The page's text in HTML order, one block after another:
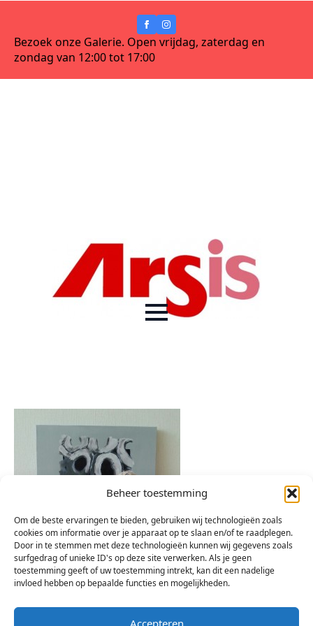
Beheer toestemming
Om de beste ervaringen te bieden, gebruiken wij technologieën zoals
cookies om informatie over je apparaat op te slaan en/of te raadplegen.
Door in te stemmen met deze technologieën kunnen wij gegevens zoals
surfgedrag of unieke ID's op deze site verwerken. Als je geen
toestemming geeft of uw toestemming intrekt, kan dit een nadelige
invloed hebben op bepaalde functies en mogelijkheden.
Accepteren
Bezoek onze Galerie. Open vrijdag, zaterdag en
zondag van 12:00 tot 17:00